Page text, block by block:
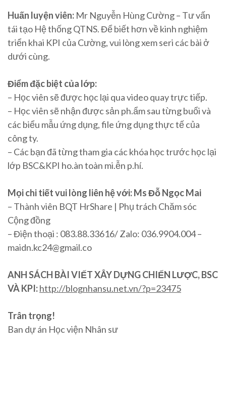
Huấn luyện viên: Mr Nguyễn Hùng Cường – Tư vấn
tái tạo Hệ thống QTNS. Để biết hơn về kinh nghiệm
triển khai KPI của Cường, vui lòng xem seri các bài ở
dưới cùng.
Điểm đặc biệt của lớp:
– Học viên sẽ được học lại qua video quay trực tiếp.
– Học viên sẽ nhận được sản ph.ẩm sau từng buổi và
các biểu mẫu ứng dụng, file ứng dụng thực tế của
công ty.
– Các bạn đã từng tham gia các khóa học trước học lại
lớp BSC&KPI ho.àn toàn mi.ễn p.hí.
Mọi chi tiết vui lòng liên hệ với: Ms Đỗ Ngọc Mai
– Thành viên BQT HrShare | Phụ trách Chăm sóc
Cộng đồng
– Điện thoại : 083.88.33616/ Zalo: 036.9904.004 –
maidn.kc24@gmail.co
ANH SÁCH BÀI VIẾT XÂY DỰNG CHIẾN LƯỢC, BSC
VÀ KPI:http://blognhansu.net.vn/?p=23475
Trân trọng!
Ban dự án Học viện Nhân sư